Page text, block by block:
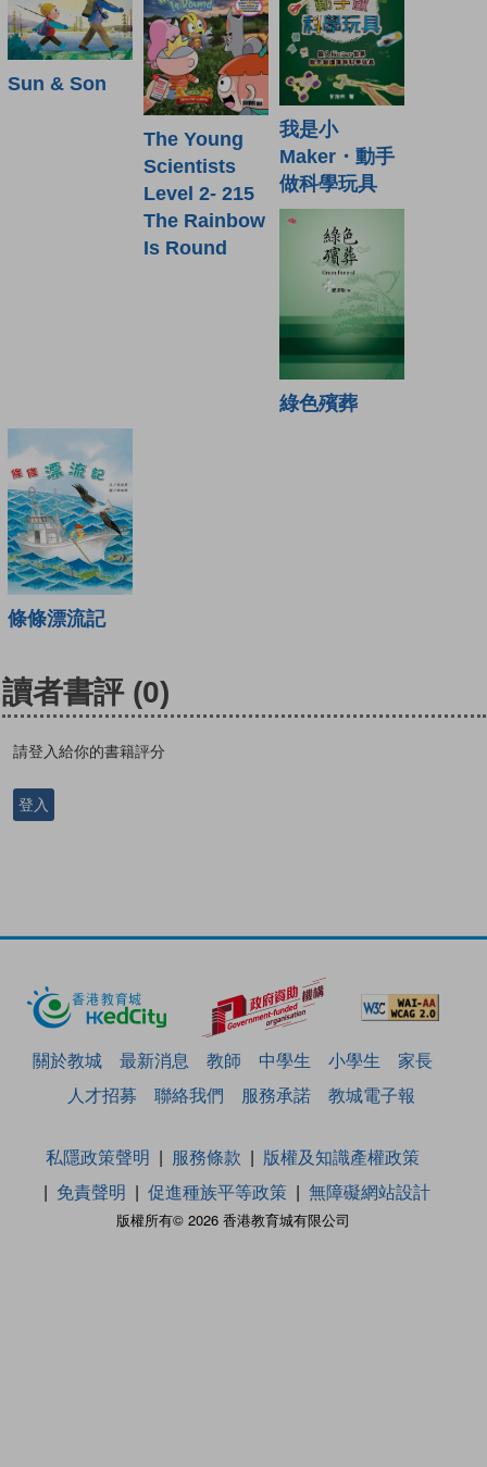
Sun & Son
The Young
Scientists
Level 2- 215
The Rainbow
Is Round
我是小
Maker・動手
做科學玩具
綠色殯葬
條條漂流記
讀者書評 (0)
請登入給你的書籍評分
登入
關於教城 最新消息 教師 中學生 小學生
家長
人才招募
聯絡我們 服務承諾 教城電子報
版權所有© 2026 香港教育城有限公司
私隱政策聲明 服務條款
版權及知識產權政策
免責聲明
促進種族平等政策 無障礙網站設計